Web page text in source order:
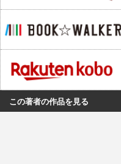
この著者の作品を見る